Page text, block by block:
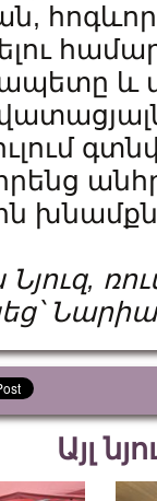
և
խնամքն
Այլ